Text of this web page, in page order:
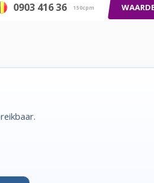
0903 416 36 150cpm